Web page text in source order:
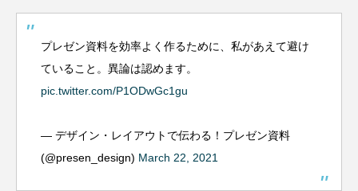
プレゼン資料を効率よく作るために、私があえて避け
ていること。異論は認めます。
pic.twitter.com/P1ODwGc1gu
— デザイン・レイアウトで伝わる！プレゼン資料
(@presen_design) March 22, 2021